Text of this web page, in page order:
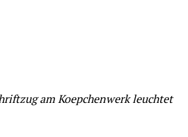
am Koepchenwerk leuchtet